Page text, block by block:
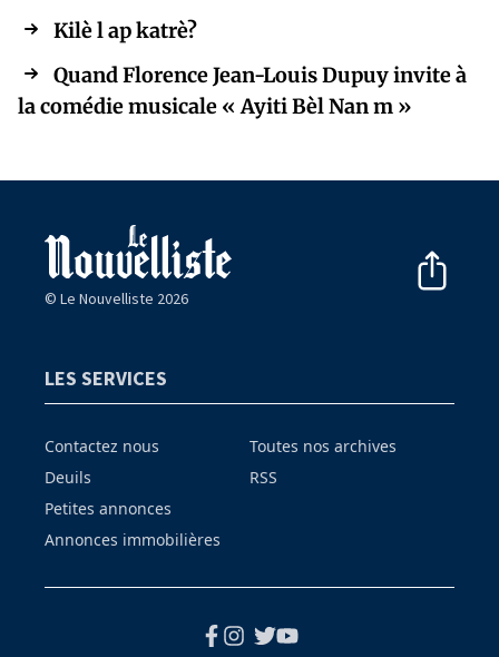
Kilè l ap katrè?
Quand Florence Jean-Louis Dupuy invite à
la comédie musicale « Ayiti Bèl Nan m »
© Le Nouvelliste 2026
LES SERVICES
Contactez nous
Deuils
Petites annonces
Annonces immobilières
Toutes nos archives
RSS